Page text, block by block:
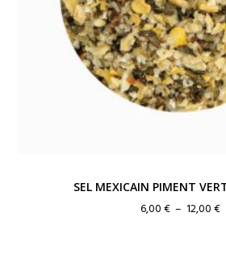
SEL MEXICAIN PIMENT
6,00€ – 12,00€